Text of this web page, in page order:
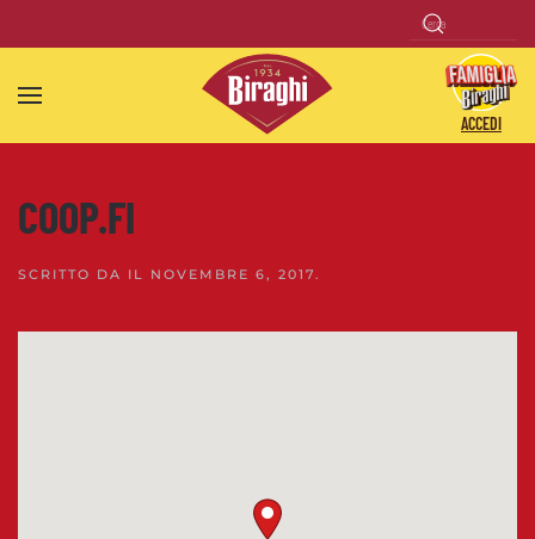
Skip to main content
ACCEDI
COOP.FI
SCRITTO DA IL NOVEMBRE 6, 2017.